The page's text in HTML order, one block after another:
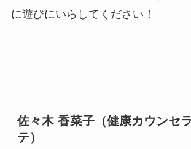
に遊びにいらしてください！
佐々木 香菜子（健康カウンセ
テ）